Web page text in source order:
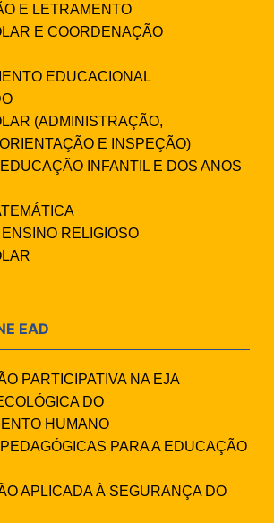
E LETRAMENTO
E COORDENAÇÃO
EDUCACIONAL
(ADMINISTRAÇÃO,
E INSPEÇÃO)
INFANTIL E DOS ANOS
RELIGIOSO
EAD
PARTICIPATIVA NA EJA
DO
HUMANO
PARA A EDUCAÇÃO
APLICADA À SEGURANÇA DO